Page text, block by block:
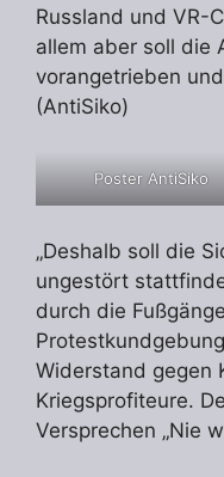
Russland und VR-
allem aber soll die
vorangetrieben
(AntiSiko)
Poster AntiSiko
„Deshalb soll die
ungestört
durch die
Widerstand gegen
Kriegsprofiteure.
Versprechen „Nie